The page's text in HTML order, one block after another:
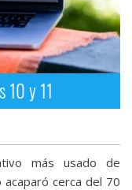
10 y 11
más usado de
cerca del 70